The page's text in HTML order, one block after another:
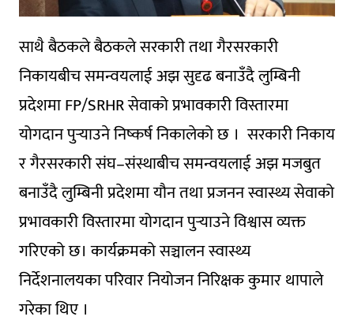
साथै बैठकले बैठकले सरकारी तथा गैरसरकारी
निकायबीच समन्वयलाई अझ सुदृढ बनाउँदै लुम्बिनी
प्रदेशमा FP/SRHR सेवाको प्रभावकारी विस्तारमा
योगदान पुर्‍याउने निष्कर्ष निकालेको छ । सरकारी निकाय
र गैरसरकारी संघ–संस्थाबीच समन्वयलाई अझ मजबुत
बनाउँदै लुम्बिनी प्रदेशमा यौन तथा प्रजनन स्वास्थ्य सेवाको
प्रभावकारी विस्तारमा योगदान पुर्‍याउने विश्वास व्यक्त
गरिएको छ। कार्यक्रमको सञ्चालन स्वास्थ्य
निर्देशनालयका परिवार नियोजन निरिक्षक कुमार थापाले
गरेका थिए ।